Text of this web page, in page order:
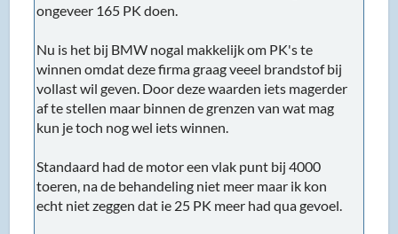
ongeveer 165 PK doen.
Nu is het bij BMW nogal makkelijk om PK's te
winnen omdat deze firma graag veeel brandstof bij
vollast wil geven. Door deze waarden iets magerder
af te stellen maar binnen de grenzen van wat mag
kun je toch nog wel iets winnen.
Standaard had de motor een vlak punt bij 4000
toeren, na de behandeling niet meer maar ik kon
echt niet zeggen dat ie 25 PK meer had qua gevoel.